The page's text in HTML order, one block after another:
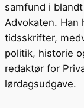
samfund i
Advokaten.
tidsskrifter,
politik, historie
redaktør for
lørdagsudgave.